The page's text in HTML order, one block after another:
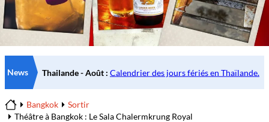
News
Home
Bangkok
Sortir
Théâtre à Bangkok : Le Sala Chalermkrung Royal